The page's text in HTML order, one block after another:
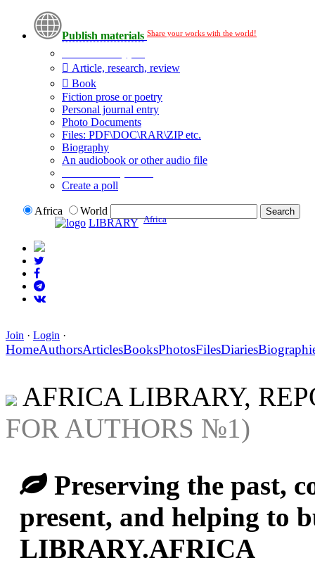
Publish materials Share your works with the world!
Article, research, review
Book
Fiction prose or poetry
Personal journal entry
Photo Documents
Files: PDF\DOC\RAR\ZIP etc.
Biography
An audiobook or other audio file
Create a poll
Africa
World
LIBRARY Africa
Join · Login ·
HomeAuthorsArticlesBooksPhotosFilesDiaries
AFRICA LIBRARY,
FOR AUTHORS №1)
Preserving the past,
present, and helping to
LIBRARY.AFRICA